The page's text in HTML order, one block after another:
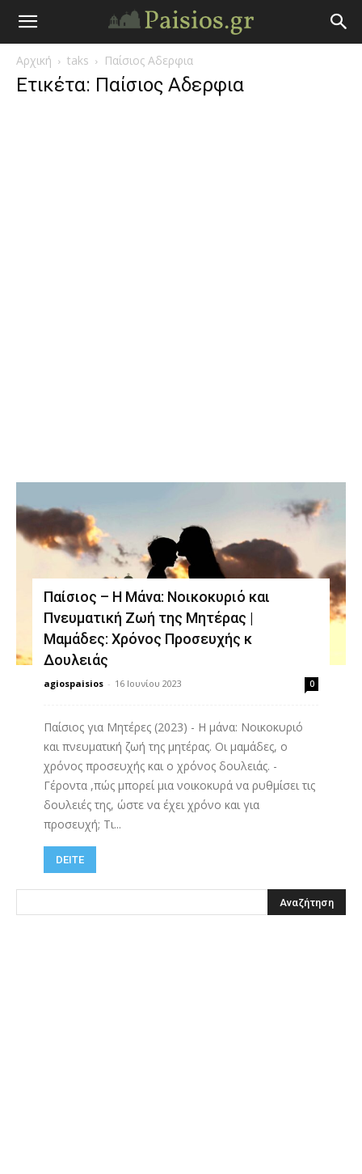
Άγιος
Γέροντας
Αρχική taks Παίσιος Αδερφια
Ετικέτα: Παίσιος Αδερφια
Παίσιος – Η Μάνα: Νοικοκυριό και
Πνευματική Ζωή της Μητέρας |
Μαμάδες: Χρόνος Προσευχής κ
Δουλειάς
agiospaisios - 16 Ιουνίου 2023 0
Παίσιος για Μητέρες (2023) - Η μάνα: Νοικοκυριό
και πνευματική ζωή της μητέρας. Οι μαμάδες, ο
χρόνος προσευχής και ο χρόνος δουλειάς. -
Γέροντα ,πώς μπορεί μια νοικοκυρά να ρυθμίσει τις
δουλειές της, ώστε να έχει χρόνο και για
προσευχή; Τι...
DEITE